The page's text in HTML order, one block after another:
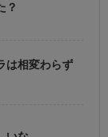
？
は相変わらず